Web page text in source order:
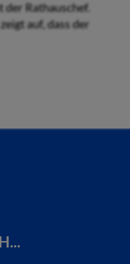
Rathauschef.
auf, dass der